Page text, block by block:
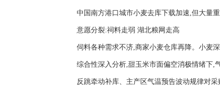
中国南方港口城市小麦去库下载加速,但大量
意愿分裂:祠料走弱 湖北粮网走高
伺料各种需求不济,商家小麦仓库再降。小麦
综合性深入分析,甜玉米市面偏空消极情绪下,
反跳牵动补库、主产区气温预告波动规律对采